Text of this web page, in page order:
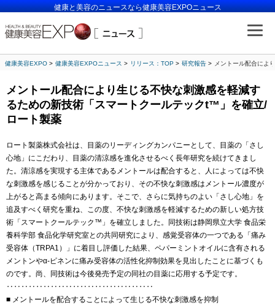
健康と美容のニュースなら健康美容EXPOニュース
健康美容EXPO 健康美容EXPOニュース リリース：TOP 研究報告 メントール配合によ
メントール配合により生じる不快な刺激感を軽減す
るための新技術「スマートクールテックt™」を確立/
ロート製薬
ロート製薬株式会社は、目薬のリーディングカンパニーとして、目薬の「さし
心地」にこだわり、目薬の清涼感を進化させるべく長年研究を続けてきまし
た。清涼感を実現する主体であるメントールは配合すると、人によっては不快
な刺激感を感じることが分かっており、その不快な刺激感はメントール濃度が
上がると高まる傾向にあります。そこで、さらに気持ちのよい「さし心地」を
追及すべく研究を重ね、この度、不快な刺激感を軽減するための新しい処方技
術「スマートクールテック™」を確立しました。同技術は静岡県立大学 食品栄
養科学部 食品化学研究室との共同研究により、感覚受容体の一つである「痛み
受容体（TRPA1）」に着目し評価した結果、ペパーミントオイルに含有される
メントンやα‐ピネンに痛み受容体の活性化抑制効果を見出したことに基づくも
のです。尚、同技術は今後発売予定の同社の目薬に応用する予定です。
‥‥‥‥‥‥‥‥‥‥‥‥‥‥‥‥‥‥‥‥
■ メントールを配合することによって生じる不快な刺激感を抑制